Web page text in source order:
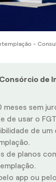
-
de
meses sem
de usar o
de
de planos
app ou